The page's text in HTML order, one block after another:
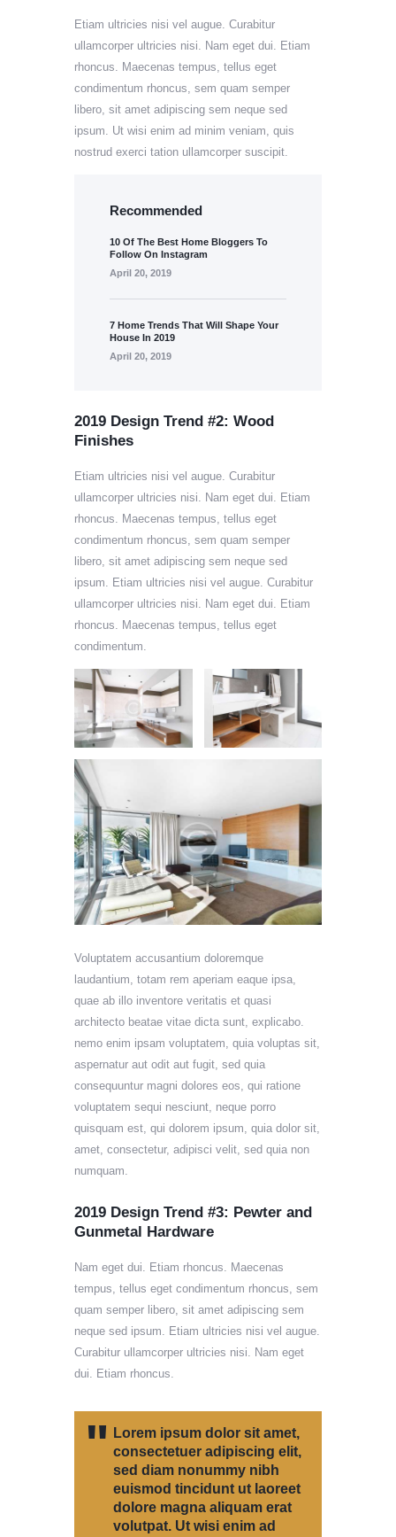
Etiam ultricies nisi vel augue. Curabitur
ullamcorper ultricies nisi. Nam eget dui. Etiam
rhoncus. Maecenas tempus, tellus eget
condimentum rhoncus, sem quam semper
libero, sit amet adipiscing sem neque sed
ipsum. Ut wisi enim ad minim veniam, quis
nostrud exerci tation ullamcorper suscipit.
Recommended
10 Of The Best Home Bloggers To
Follow On Instagram
April 20, 2019
7 Home Trends That Will Shape Your
House In 2019
April 20, 2019
2019 Design Trend #2: Wood
Finishes
Etiam ultricies nisi vel augue. Curabitur
ullamcorper ultricies nisi. Nam eget dui. Etiam
rhoncus. Maecenas tempus, tellus eget
condimentum rhoncus, sem quam semper
libero, sit amet adipiscing sem neque sed
ipsum. Etiam ultricies nisi vel augue. Curabitur
ullamcorper ultricies nisi. Nam eget dui. Etiam
rhoncus. Maecenas tempus, tellus eget
condimentum.
Voluptatem accusantium doloremque
laudantium, totam rem aperiam eaque ipsa,
quae ab illo inventore veritatis et quasi
architecto beatae vitae dicta sunt, explicabo.
nemo enim ipsam voluptatem, quia voluptas sit,
aspernatur aut odit aut fugit, sed quia
consequuntur magni dolores eos, qui ratione
voluptatem sequi nesciunt, neque porro
quisquam est, qui dolorem ipsum, quia dolor sit,
amet, consectetur, adipisci velit, sed quia non
numquam.
2019 Design Trend #3: Pewter and
Gunmetal Hardware
Nam eget dui. Etiam rhoncus. Maecenas
tempus, tellus eget condimentum rhoncus, sem
quam semper libero, sit amet adipiscing sem
neque sed ipsum. Etiam ultricies nisi vel augue.
Curabitur ullamcorper ultricies nisi. Nam eget
dui. Etiam rhoncus.
Lorem ipsum dolor sit amet,
consectetuer adipiscing elit,
sed diam nonummy nibh
euismod tincidunt ut laoreet
dolore magna aliquam erat
volutpat. Ut wisi enim ad